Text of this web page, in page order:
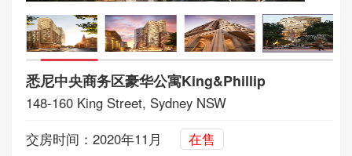
悉尼中央商务区豪华公寓King&Phillip
148-160 King Street, Sydney NSW
交房时间：2020年11月
在售